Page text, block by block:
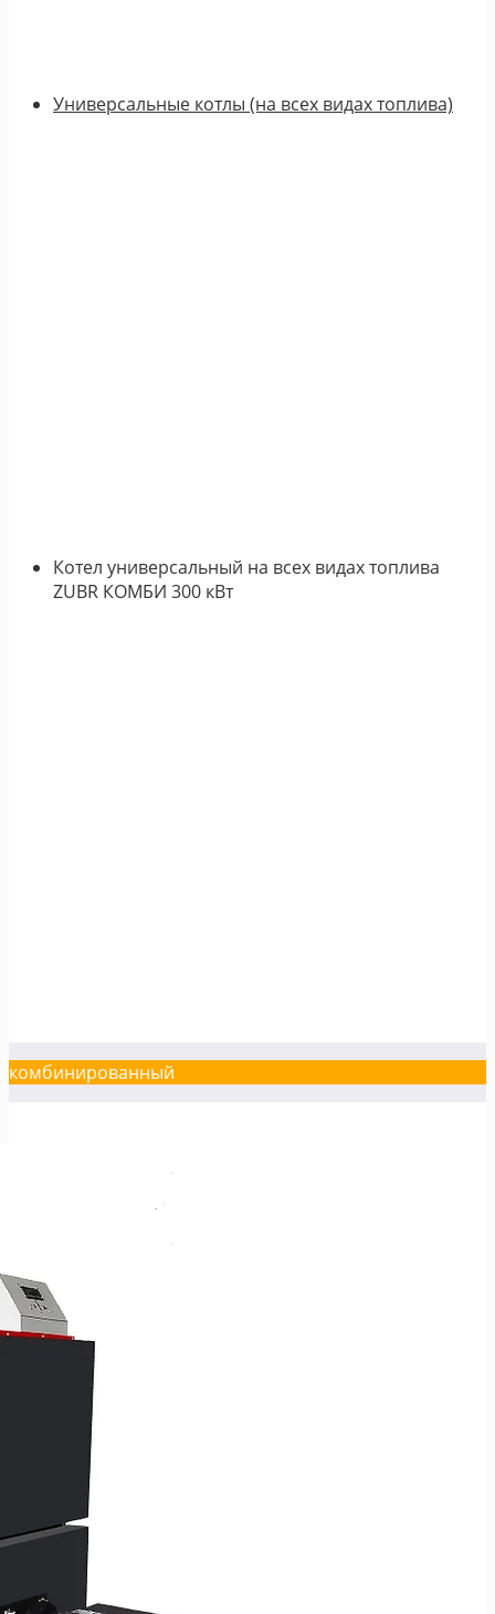
Универсальные котлы (на всех видах топлива)
Котел универсальный на всех видах топлива
ZUBR КОМБИ 300 кВт
комбинированный